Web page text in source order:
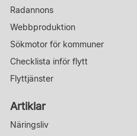
Radannons
Webbproduktion
Sökmotor för kommuner
Checklista inför flytt
Flyttjänster
Artiklar
Näringsliv